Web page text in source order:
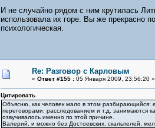
И не случайно рядом с ним крутилась
использовала их горе. Вы же прекрасно
психологическая.
Re: Разговор с Карловым
« Ответ #155 :05 Января 2009, 23:56:20 »
Цитировать
Объясню, как человек мало в этом разбирающийся:
переговорами, расследованием и т.д. занимаются
озвучивалось именно по этой причине.
Валерий, и можно без Достоевских, скальпелей,